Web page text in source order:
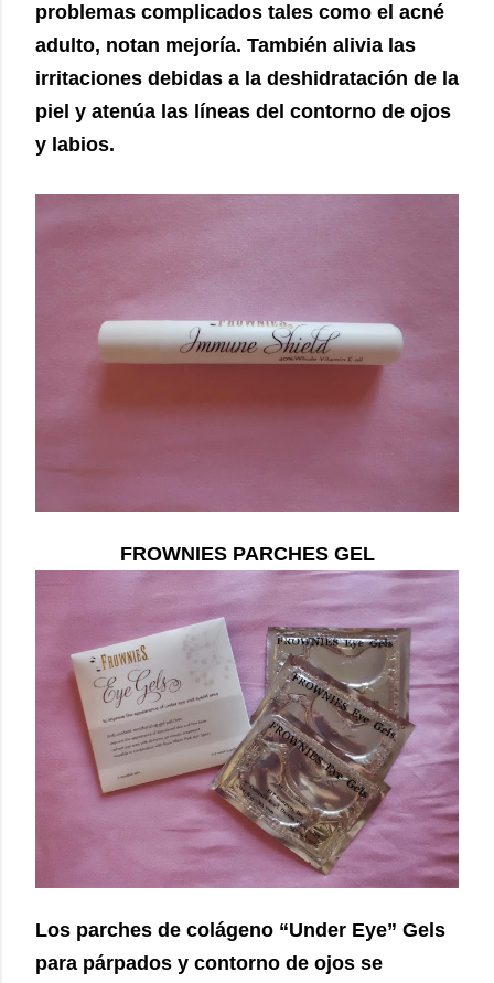
problemas complicados tales como el acné
adulto, notan mejoría. También alivia las
irritaciones debidas a la deshidratación de la
piel y atenúa las líneas del contorno de ojos
y labios.
FROWNIES PARCHES GEL
Los parches de colágeno “Under Eye” Gels
para párpados y contorno de ojos se